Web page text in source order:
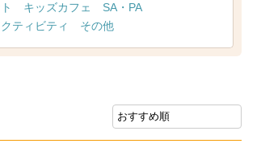
キッズカフェ
SA・PA
ティビティ その他